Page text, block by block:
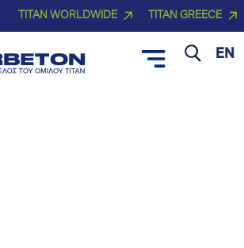
TITAN WORLDWIDE TITAN GREECE
EN